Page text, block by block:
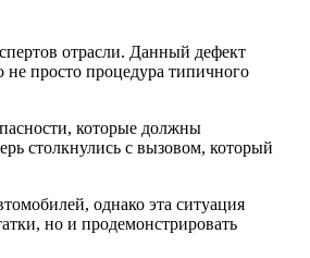
не просто процедура типичного
которые должны
столкнулись с вызовом, который
однако эта ситуация
но и продемонстрировать